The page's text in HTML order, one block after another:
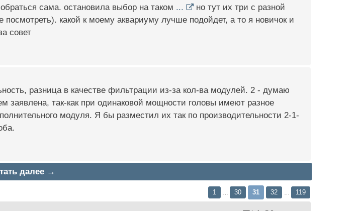
сама. остановила выбор на таком ...
но тут их три с разной
какой к моему аквариуму лучше подойдет, а то я новичок и
совет
разница в качестве фильтрации из-за кол-ва модулей. 2 - думаю
заявлена, так-как при одинаковой мощности головы имеют разное
модуля. Я бы разместил их так по производительности 2-1-
далее →
1 30 31 32 119